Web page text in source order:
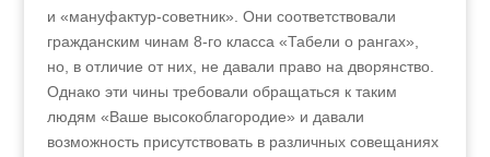
и «мануфактур-советник». Они соответствовали
гражданским чинам 8‑го класса «Табели о рангах»,
но, в отличие от них, не давали право на дворянство.
Однако эти чины требовали обращаться к таким
людям «Ваше высокоблагородие» и давали
возможность присутствовать в различных совещаниях